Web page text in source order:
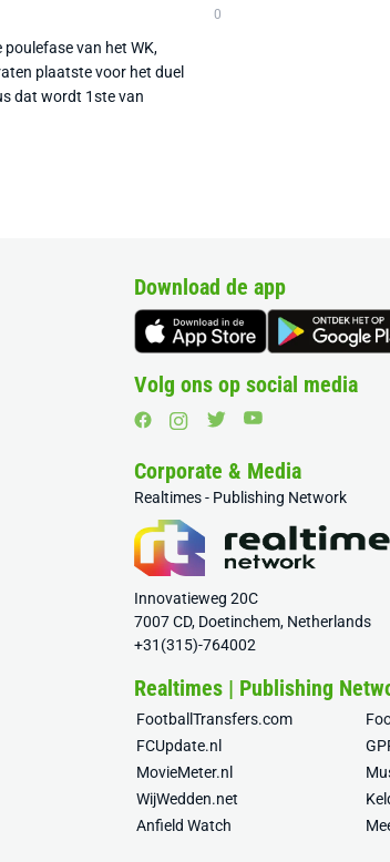
0
poulefase van het WK,
plaatste voor het duel
dat wordt 1ste van
Download de app
Volg ons op social media
Corporate & Media
Realtimes - Publishing Network
Innovatieweg 20C
7007 CD, Doetinchem, Netherlands
+31(315)-764002
Realtimes | Publishing
FootballTransfers.com
FCUpdate.nl
MovieMeter.nl
WijWedden.net
Anfield Watch